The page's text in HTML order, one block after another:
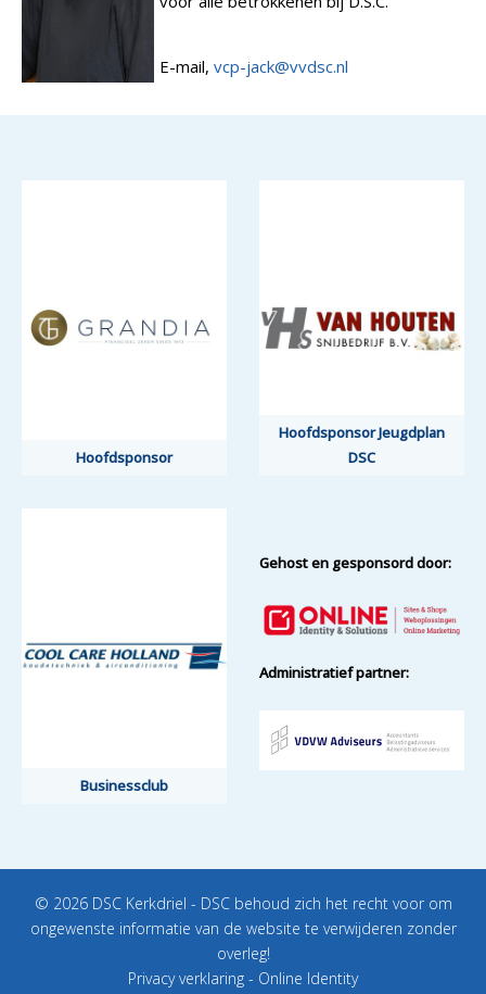
E-mail,vcp-jack@vvdsc.nl
Hoofdsponsor
Hoofdsponsor Jeugdplan
DSC
Businessclub
Gehost en gesponsord door:
Administratief partner:
© 2026 DSC Kerkdriel - DSC behoud zich het recht voor om
ongewenste informatie van de website te verwijderen zonder
overleg!
Privacy verklaring - Online Identity